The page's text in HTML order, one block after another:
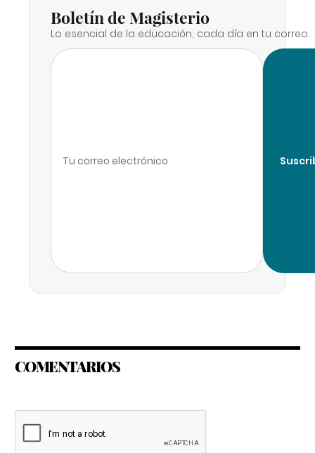
Boletín de Magisterio
Lo esencial de la educación, cada día en tu correo.
COMENTARIOS